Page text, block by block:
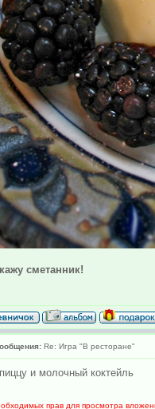
сметанник!
Re: Игра "В ресторане"
и молочный коктейль
прав для просмотра